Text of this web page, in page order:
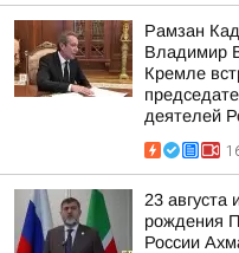
Рамзан
Владимир
Кремле
деятелей
23 августа
рождения
России